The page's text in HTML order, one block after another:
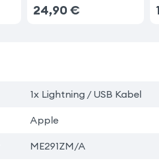
24,90 €
1x Lightning / USB Kabel
Apple
ME291ZM/A